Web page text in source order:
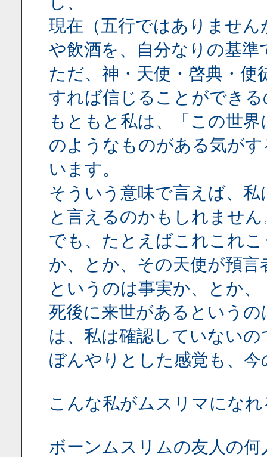
現在（五行ではありませ
や飲酒を、自分なりの基
ただ、神・天使・啓典・使
すれば信じることができ
もともと私は、「この世
のようなものがある気が
います。
そういう意味で言えば、
と言えるのかもしれません
でも、たとえばこれこれ
か、とか、その天使が預
というのは事実か、とか、
死後に来世があるという
は、私は確認していない
ぼんやりとした感覚も、
こんな私がムスリマにな
ボーンムスリムの友人の何